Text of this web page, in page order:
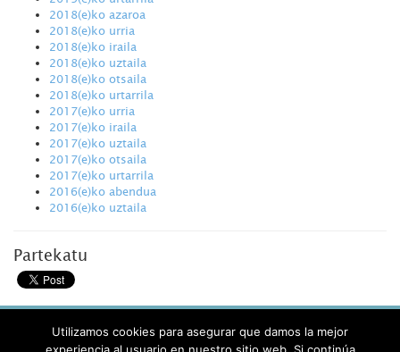
2018(e)ko azaroa
2018(e)ko urria
2018(e)ko iraila
2018(e)ko uztaila
2018(e)ko otsaila
2018(e)ko urtarrila
2017(e)ko urria
2017(e)ko iraila
2017(e)ko uztaila
2017(e)ko otsaila
2017(e)ko urtarrila
2016(e)ko abendua
2016(e)ko uztaila
Partekatu
PRIVACIDAD
Utilizamos cookies para asegurar que damos la mejor